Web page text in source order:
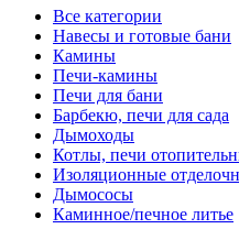
Все категории
Навесы и готовые бани
Камины
Печи-камины
Печи для бани
Барбекю, печи для сада
Дымоходы
Котлы, печи
Изоляционные
Дымососы
Каминное/печное литье